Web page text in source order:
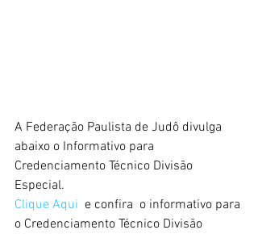
A Federação Paulista de Judô divulga
abaixo o Informativo para
Credenciamento Técnico Divisão
Especial.
Clique Aqui e confira  o informativo para
o Credenciamento Técnico Divisão